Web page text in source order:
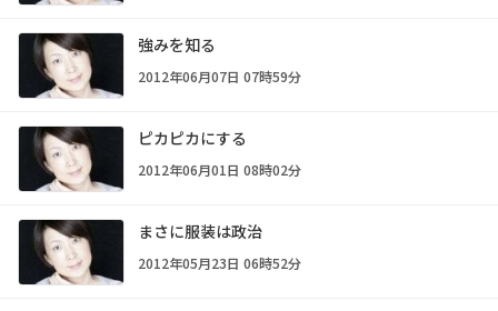
強みを知る
2012年06月07日 07時59分
ピカピカにする
2012年06月01日 08時02分
まさに服装は政治
2012年05月23日 06時52分